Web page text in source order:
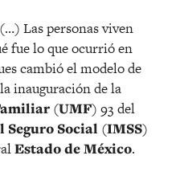
Las personas viven
fue lo que ocurrió en
cambió el modelo de
inauguración de la
(UMF) 93 del
Social (IMSS)
Estado de México.